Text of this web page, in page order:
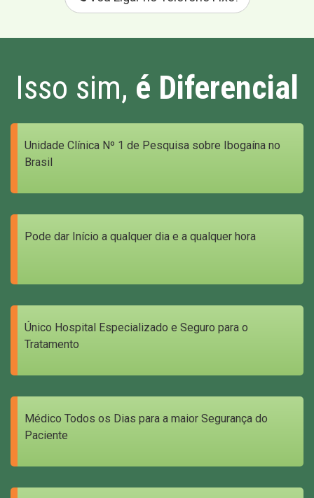
Isso sim, é Diferencial
Unidade Clínica Nº 1 de Pesquisa sobre Ibogaína no
Brasil
Pode dar Início a qualquer dia e a qualquer hora
Único Hospital Especializado e Seguro para o
Tratamento
Médico Todos os Dias para a maior Segurança do
Paciente